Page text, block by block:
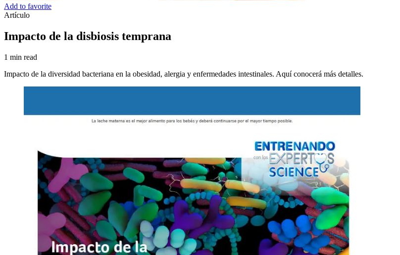
Add to favorite
Artículo
Impacto de la disbiosis temprana
1 min read
Impacto de la diversidad bacteriana en la obesidad, alergia y enfermedades intestinales. Aquí conocerá más detalles.